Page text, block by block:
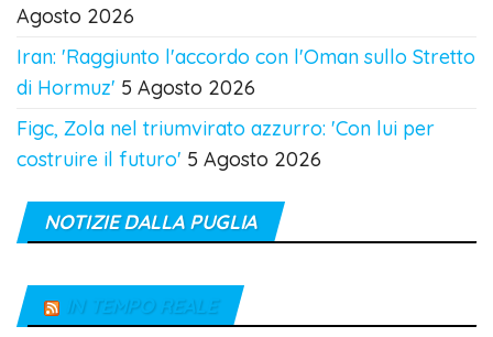
Agosto 2026
Iran: 'Raggiunto l'accordo con l'Oman sullo Stretto
di Hormuz' 5 Agosto 2026
Figc, Zola nel triumvirato azzurro: 'Con lui per
costruire il futuro' 5 Agosto 2026
NOTIZIE DALLA PUGLIA
IN TEMPO REALE